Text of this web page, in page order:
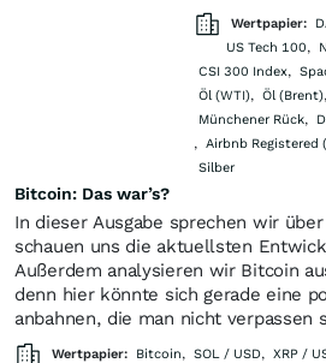
Wertpapier:
US Tech 100,
CSI 300 Index,
Öl (WTI), Öl (Brent),
Münchener Rück,
, Airbnb Registered
Silber
Bitcoin: Das war’s?
In dieser Ausgabe sprechen wir
schauen uns die aktuellsten
Außerdem analysieren wir Bitcoin
denn hier könnte sich gerade eine
anbahnen, die man nicht verpassen
Wertpapier: Bitcoin, SOL / USD, XRP /